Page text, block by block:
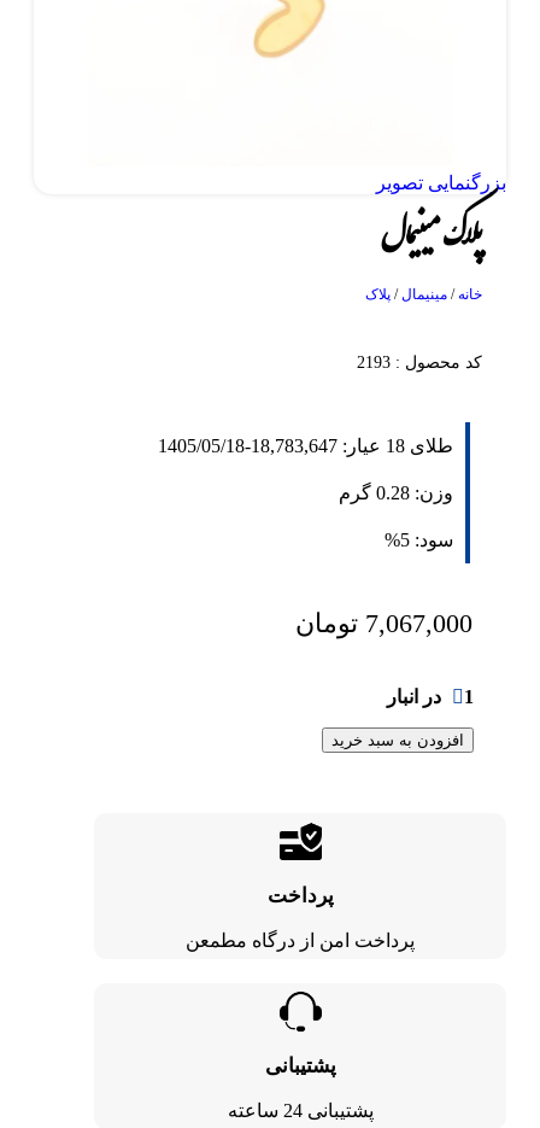
بزرگنمایی تصویر
پلاک مینیمال
خانه/ مینیمال/ پلاک
کد محصول : 2193
طلای 18 عیار: 18,783,647
-
1405/05/18
وزن: 0.28 گرم
سود: 5%
7,067,000 تومان
1 در انبار
افزودن به سبد خرید
پرداخت
پرداخت امن از درگاه مطمعن
پشتیبانی
پشتیبانی 24 ساعته